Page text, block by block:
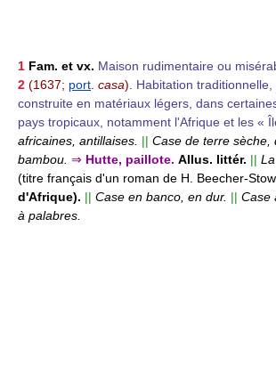
1 Fam. et vx. Maison rudimentaire ou
2 (1637; port casa).
Habitation
construite en matériaux légers, dans
pays tropicaux, notamment l'Afrique et les «
africaines, antillaises. || Case de terre sèche,
bambou. ⇒ Hutte, paillote. Allus. littér. ||
(titre français d'un roman de H. Beecher-
d'Afrique). || Case en banco, en dur. || Case
à palabres.